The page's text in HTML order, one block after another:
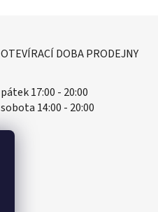
OTEVÍRACÍ DOBA PRODEJNY
pátek 17:00 - 20:00
sobota 14:00 - 20:00